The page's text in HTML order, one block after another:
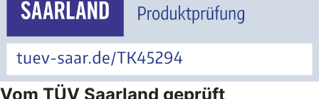
Vom TÜV Saarland geprüft